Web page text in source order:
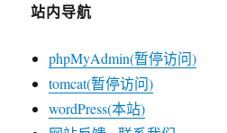
站内导航
phpMyAdmin(暂停访问)
tomcat(暂停访问)
wordPress(本站)